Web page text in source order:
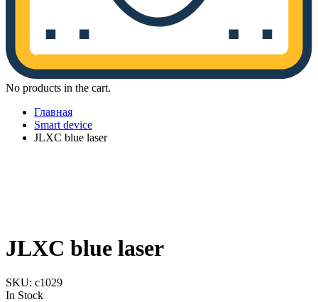
No products in the cart.
Главная
Smart device
JLXC blue laser
JLXC blue laser
SKU: c1029
In Stock